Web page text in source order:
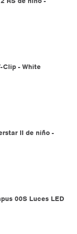
Clip - White
II de niño -
00S Luces LED